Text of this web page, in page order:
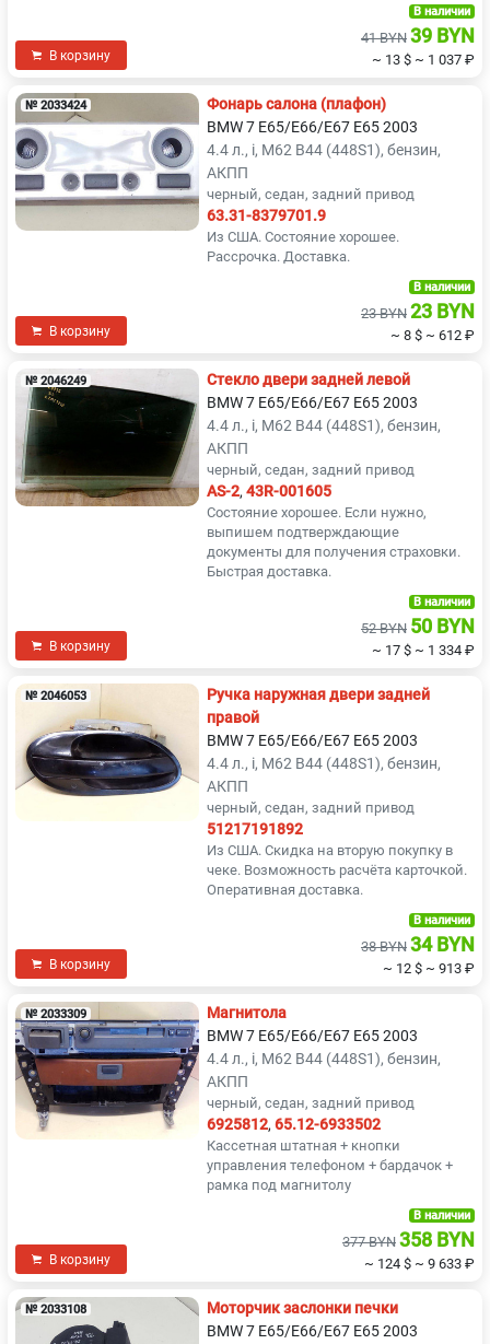
В корзину
В наличии
41 BYN 39 BYN
~ 13 $ ~ 1 037 ₽
№ 2033424
Фонарь салона (плафон)
BMW 7 E65/E66/E67 E65 2003
4.4 л., i, M62 B44 (448S1), бензин,
АКПП
черный, седан, задний привод
63.31-8379701.9
Из США. Состояние хорошее.
Рассрочка. Доставка.
В корзину
В наличии
23 BYN 23 BYN
~ 8 $ ~ 612 ₽
№ 2046249
Стекло двери задней левой
BMW 7 E65/E66/E67 E65 2003
4.4 л., i, M62 B44 (448S1), бензин,
АКПП
черный, седан, задний привод
AS-2, 43R-001605
Состояние хорошее. Если нужно,
выпишем подтверждающие
документы для получения страховки.
Быстрая доставка.
В корзину
В наличии
52 BYN 50 BYN
~ 17 $ ~ 1 334 ₽
№ 2046053
Ручка наружная двери задней
правой
BMW 7 E65/E66/E67 E65 2003
4.4 л., i, M62 B44 (448S1), бензин,
АКПП
черный, седан, задний привод
51217191892
Из США. Скидка на вторую покупку в
чеке. Возможность расчёта карточкой.
Оперативная доставка.
В корзину
В наличии
38 BYN 34 BYN
~ 12 $ ~ 913 ₽
№ 2033309
Магнитола
BMW 7 E65/E66/E67 E65 2003
4.4 л., i, M62 B44 (448S1), бензин,
АКПП
черный, седан, задний привод
6925812, 65.12-6933502
Кассетная штатная + кнопки
управления телефоном + бардачок +
рамка под магнитолу
В корзину
В наличии
377 BYN 358 BYN
~ 124 $ ~ 9 633 ₽
№ 2033108
Моторчик заслонки печки
BMW 7 E65/E66/E67 E65 2003